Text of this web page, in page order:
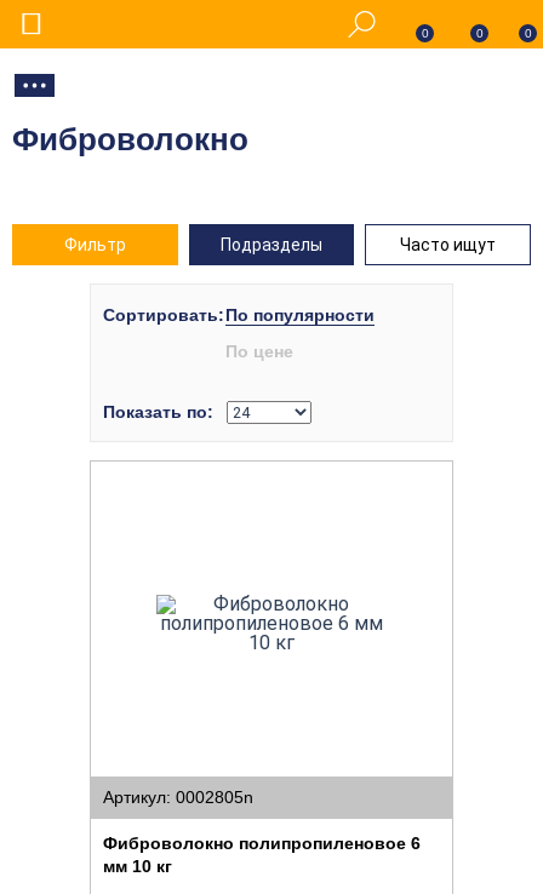
0 0 0
Фиброволокно
Фильтр Подразделы Часто ищут
Сортировать:По популярности
По цене
Показать по:
Артикул: 0002805n
Фиброволокно полипропиленовое 6
мм 10 кг